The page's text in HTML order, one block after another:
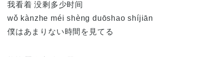
我看着 没剩多少时间
wǒ kànzhe méi shèng duōshao shíjiān
僕はあまりない時間を見てる